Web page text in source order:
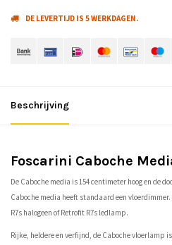
DE LEVERTIJD IS 5 WERKDAGEN.
Beschrijving
Foscarini Caboche
De Caboche media is 154 centimeter hoog en de
Caboche media heeft standaard een
R7s halogeen of Retrofit R7s ledlamp.
Rijke, heldere en verfijnd, de Caboche vloerlamp